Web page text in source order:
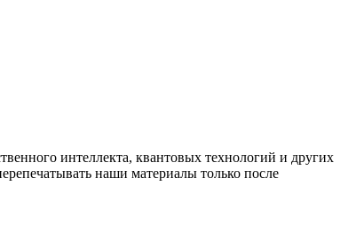
интеллекта, квантовых технологий и других
наши материалы только после